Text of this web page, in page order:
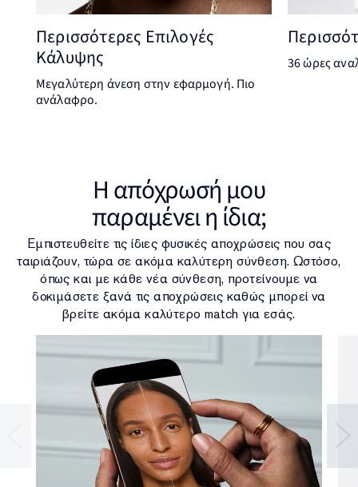
Περισσότερες Επιλογές
Κάλυψης
Μεγαλύτερη άνεση στην εφαρμογή. Πιο
ανάλαφρο.
36 ώρες
H απόχρωσή μου
παραμένει η ίδια;
Εμπιστευθείτε τις ίδιες φυσικές αποχρώσεις που σας
ταιριάζουν, τώρα σε ακόμα καλύτερη σύνθεση. Ωστόσο,
όπως και με κάθε νέα σύνθεση, προτείνουμε να
δοκιμάσετε ξανά τις αποχρώσεις καθώς μπορεί να
βρείτε ακόμα καλύτερο match για εσάς.